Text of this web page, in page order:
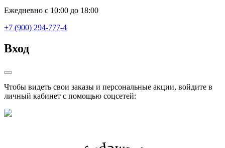
Ежедневно с 10:00 до 18:00
+7 (900) 294-777-4
Вход
Чтобы видеть свои заказы и персональные акции, войдите в
личный кабинет с помощью соцсетей: